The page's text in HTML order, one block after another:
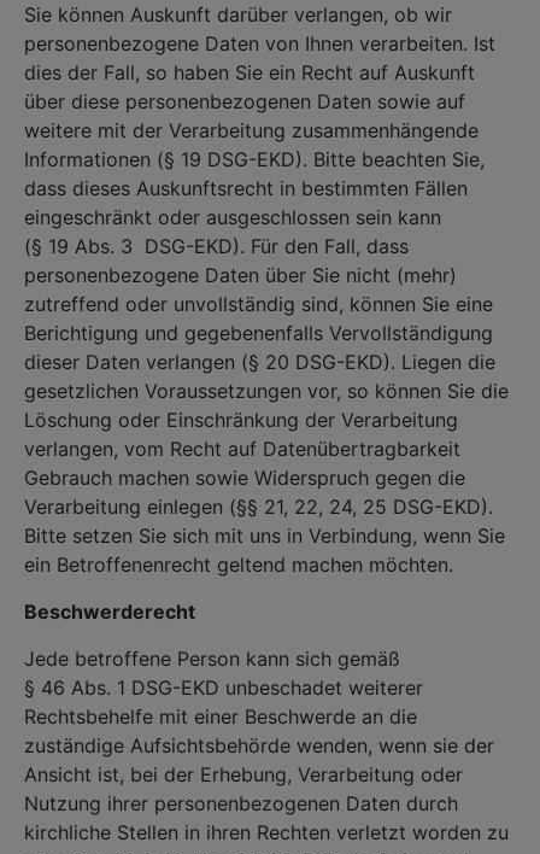
Sie können Auskunft darüber verlangen, ob wir
personenbezogene Daten von Ihnen verarbeiten. Ist
dies der Fall, so haben Sie ein Recht auf Auskunft
über diese personenbezogenen Daten sowie auf
weitere mit der Verarbeitung zusammenhängende
Informationen (§ 19 DSG-EKD). Bitte beachten Sie,
dass dieses Auskunftsrecht in bestimmten Fällen
eingeschränkt oder ausgeschlossen sein kann
(§ 19 Abs. 3 DSG-EKD). Für den Fall, dass
personenbezogene Daten über Sie nicht (mehr)
zutreffend oder unvollständig sind, können Sie eine
Berichtigung und gegebenenfalls Vervollständigung
dieser Daten verlangen (§ 20 DSG-EKD). Liegen die
gesetzlichen Voraussetzungen vor, so können Sie die
Löschung oder Einschränkung der Verarbeitung
verlangen, vom Recht auf Datenübertragbarkeit
Gebrauch machen sowie Widerspruch gegen die
Verarbeitung einlegen (§§ 21, 22, 24, 25 DSG-EKD).
Bitte setzen Sie sich mit uns in Verbindung, wenn Sie
ein Betroffenenrecht geltend machen möchten.
Beschwerderecht
Jede betroffene Person kann sich gemäß
§ 46 Abs. 1 DSG-EKD unbeschadet weiterer
Rechtsbehelfe mit einer Beschwerde an die
zuständige Aufsichtsbehörde wenden, wenn sie der
Ansicht ist, bei der Erhebung, Verarbeitung oder
Nutzung ihrer personenbezogenen Daten durch
kirchliche Stellen in ihren Rechten verletzt worden zu